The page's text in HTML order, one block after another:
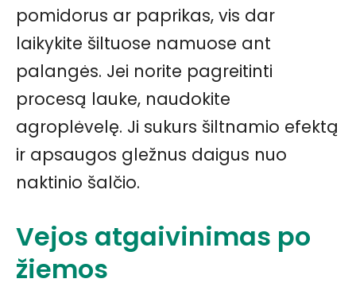
pomidorus ar paprikas, vis dar
laikykite šiltuose namuose ant
palangės. Jei norite pagreitinti
procesą lauke, naudokite
agroplėvelę. Ji sukurs šiltnamio efektą
ir apsaugos gležnus daigus nuo
naktinio šalčio.
Vejos atgaivinimas po
žiemos